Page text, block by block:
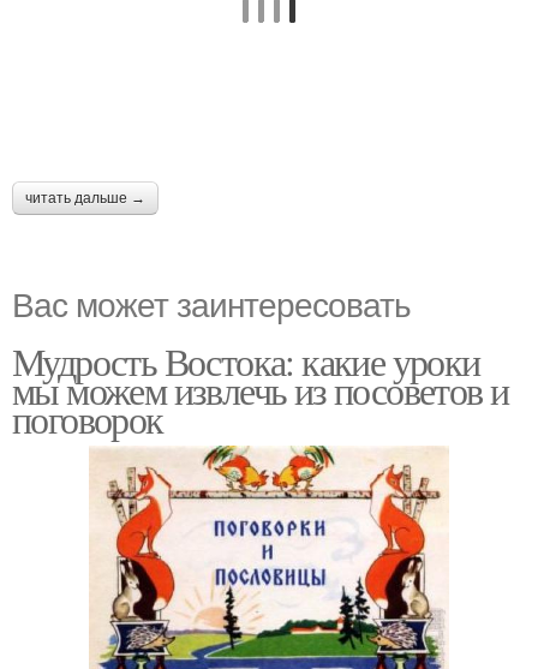
читать дальше →
Вас может заинтересовать
Мудрость Востока: какие уроки
мы можем извлечь из посоветов и
поговорок